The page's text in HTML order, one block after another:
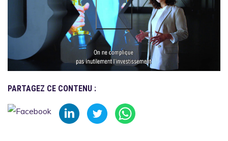
PARTAGEZ CE CONTENU :